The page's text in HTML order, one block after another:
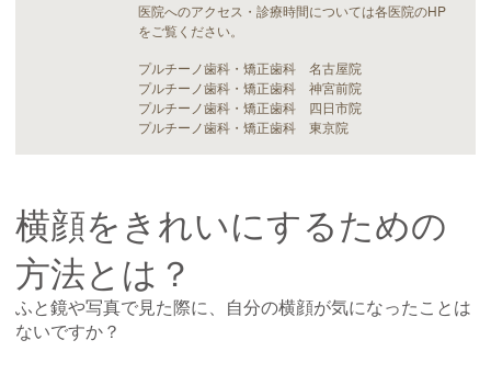
医院へのアクセス・診療時間については各医院のHP
をご覧ください。
プルチーノ歯科・矯正歯科 名古屋院
プルチーノ歯科・矯正歯科 神宮前院
プルチーノ歯科・矯正歯科 四日市院
プルチーノ歯科・矯正歯科 東京院
横顔をきれいにするための
方法とは？
ふと鏡や写真で見た際に、自分の横顔が気になったことは
ないですか？